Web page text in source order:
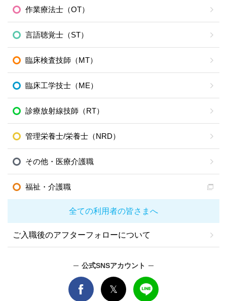
作業療法士（OT）
言語聴覚士（ST）
臨床検査技師（MT）
臨床工学技士（ME）
診療放射線技師（RT）
管理栄養士/栄養士（NRD）
その他・医療介護職
福祉・介護職
全ての利用者の皆さまへ
ご入職後のアフターフォローについて
公式SNSアカウント